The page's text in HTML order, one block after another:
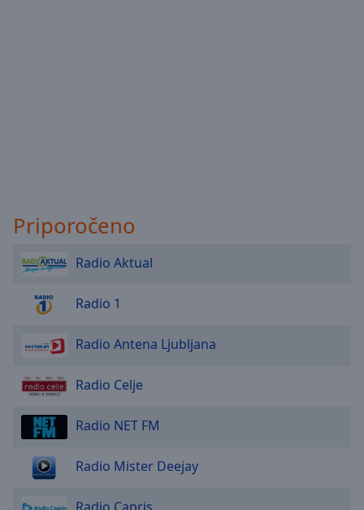
Priporočeno
Radio Aktual
Radio 1
Radio Antena Ljubljana
Radio Celje
Radio NET FM
Radio Mister Deejay